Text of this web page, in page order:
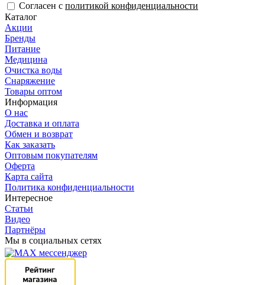
Согласен с политикой конфиденциальности
Каталог
Акции
Бренды
Питание
Медицина
Очистка воды
Снаряжение
Товары оптом
Информация
О нас
Доставка и оплата
Обмен и возврат
Как заказать
Оптовым покупателям
Оферта
Карта сайта
Политика конфиденциальности
Интересное
Статьи
Видео
Партнёры
Мы в социальных сетях